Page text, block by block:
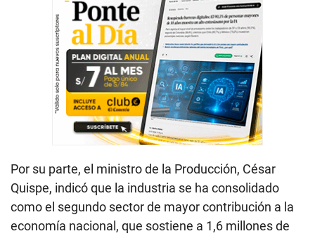
Por su parte, el ministro de la Producción, César
Quispe, indicó que la industria se ha consolidado
como el segundo sector de mayor contribución a la
economía nacional, que sostiene a 1,6 millones de